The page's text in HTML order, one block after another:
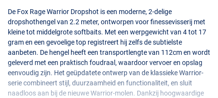
De Fox Rage Warrior Dropshot is een moderne, 2-delige
dropshothengel van 2.2 meter, ontworpen voor finessevisserij met
kleine tot middelgrote softbaits. Met een werpgewicht van 4 tot 17
gram en een gevoelige top registreert hij zelfs de subtielste
aanbeten. De hengel heeft een transportlengte van 112cm en wordt
geleverd met een praktisch foudraal, waardoor vervoer en opslag
eenvoudig zijn. Het geüpdatete ontwerp van de klassieke Warrior-
serie combineert stijl, duurzaamheid en functionaliteit, en sluit
naadloos aan bij de nieuwe Warrior-molen. Dankzij hoogwaardige